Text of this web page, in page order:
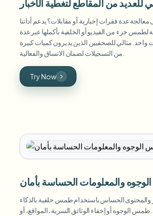
من المقاطع لتغطية الأخبار
عدة فقرات إخبارية أو مقابلات؟ يدعم أداتنا
لطمس جزء من الفيديو أو الخلفية بأكملها عبر عدة
مثالي للصحفيين الذين يديرون كميات كبيرة
Try Now
والمعلومات الحساسة بأمان
والمحتوى الحساس باستخدام طمس خلفية بالذكاء
الوجوه أو إخفاء الوثائق السرية، المواقع، أو